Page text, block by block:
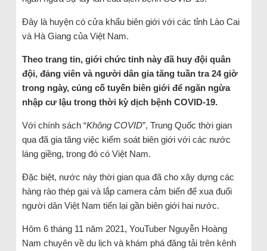
Đây là huyện có cửa khẩu biên giới với các tỉnh Lào Cai
và Hà Giang của Việt Nam.
Theo trang tin, giới chức tỉnh này đã huy đội quân
đội, đảng viên và người dân gia tăng tuần tra 24 giờ
trong ngày, củng cố tuyến biên giới để ngăn ngừa
nhập cư lậu trong thời kỳ dịch bệnh COVID-19.
Với chính sách “Không COVID”, Trung Quốc thời gian
qua đã gia tăng việc kiểm soát biên giới với các nước
láng giềng, trong đó có Việt Nam.
Đặc biệt, nước này thời gian qua đã cho xây dựng các
hàng rào thép gai và lắp camera cảm biến để xua đuổi
người dân Việt Nam tiến lại gần biên giới hai nước.
Hôm 6 tháng 11 năm 2021, YouTuber Nguyễn Hoàng
Nam chuyên về du lịch và khám phá đăng tải trên kênh